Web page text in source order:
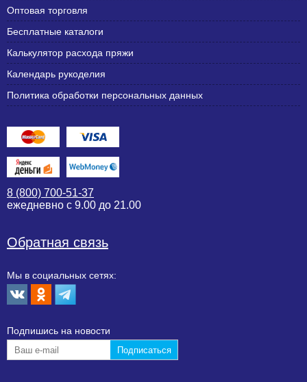
Оптовая торговля
Бесплатные каталоги
Калькулятор расхода пряжи
Календарь рукоделия
Политика обработки персональных данных
8 (800) 700-51-37
ежедневно с 9.00 до 21.00
Обратная связь
Мы в социальных сетях:
Подпишиcь на новости